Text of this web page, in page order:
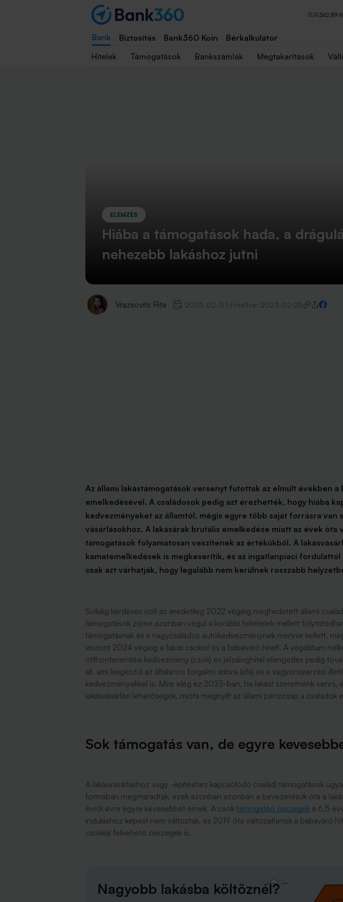
EUR362,89
Bank Biztosítás Bank360 Koin Bérkalkulátor
Hitelek
Támogatások Bankszámlák Megtakarítások
ELEMZÉS
Hiába a támogatások hada, a
nehezebb lakáshoz jutni
Vrazsovits Rita 2023-02-11 Frissítve: 2023-02-25
Az állami lakástámogatások versenyt futottak az elmúlt években a
emelkedésével. A családosok pedig azt érezhették, hogy hiába
kedvezményeket az államtól, mégis egyre több saját forrásra van
vásárlásokhoz. A lakásárak brutális emelkedése miatt az évek óta
támogatások folyamatosan veszítenek az értékükből. A
kamatemelkedések is megkeserítik, és az ingatlanpiaci
csak azt várhatják, hogy legalább nem kerülnek rosszabb
Sokáig kérdéses volt az eredetileg 2022 végéig meghirdetett állami
támogatások zöme azonban végül a korábbi feltételek mellett
támogatásnak és a nagycsaládos autókedvezménynek mennie kellett,
viszont 2024 végéig a falusi csokot és a babaváró hitelt. A végdátum
otthonteremtési kedvezmény (csok) és jelzáloghitel elengedés pedig
áll, ami kiegészül az általános forgalmi adóra (áfa) és a vagyonszerzési
kedvezményekkel is. Mire elég ez 2023-ban, ha lakást szeretnénk venni,
lakásvásárlási lehetőségek, mióta megnyílt az állami pénzcsap a családok
Sok támogatás van, de egyre
A lakásvásárláshoz vagy -építéshez kapcsolódó családi támogatások
formában megmaradtak, ezek azonban azonban a bevezetésük óta a
évről évre egyre kevesebbet érnek. A csok támogatási összegek a 6,5
induláshoz képest nem változtak, és 2019 óta változatlanok a babaváró
csokkal felvehető összegek is.
Nagyobb lakásba költöznél?